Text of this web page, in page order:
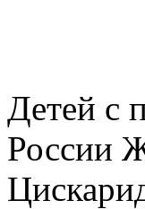
Детей с
России